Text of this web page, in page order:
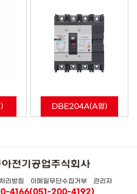
DBE204A(A형)
리방침 이메일무단수집거부
관리자
4166(051-200-4192)